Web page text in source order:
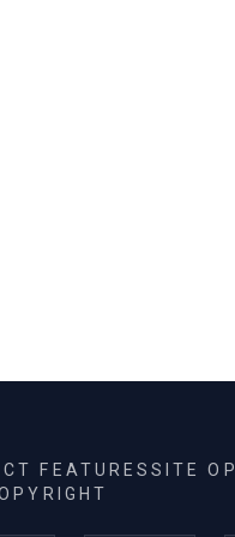
FEATURESSITE